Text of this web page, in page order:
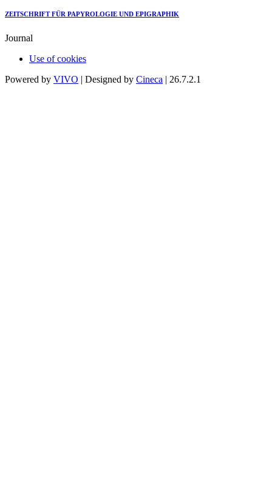
ZEITSCHRIFT FÜR PAPYROLOGIE UND EPIGRAPHIK
Journal
Use of cookies
Powered by VIVO | Designed by Cineca | 26.7.2.1